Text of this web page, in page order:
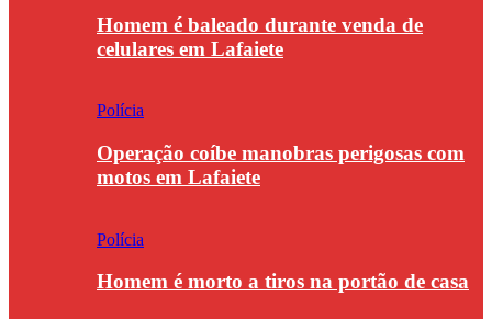
Homem é baleado durante venda de
celulares em Lafaiete
Polícia
Operação coíbe manobras perigosas com
motos em Lafaiete
Polícia
Homem é morto a tiros na portão de casa